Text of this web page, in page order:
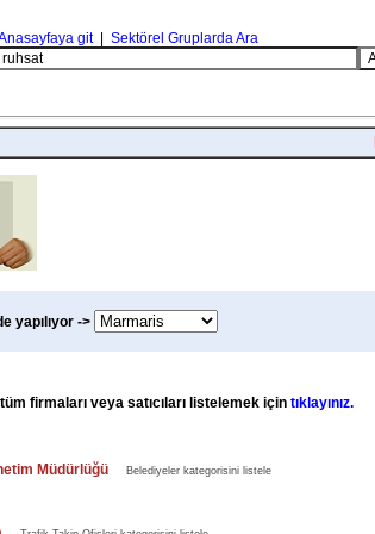
git| Sektörel Gruplarda Ara
yapılıyor ->
firmaları veya satıcıları listelemek için tıklayınız.
Müdürlüğü Belediyeler kategorisini listele